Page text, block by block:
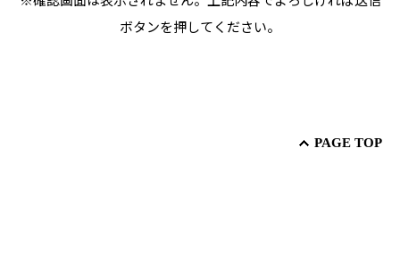
ボタンを押してください。
PAGE TOP